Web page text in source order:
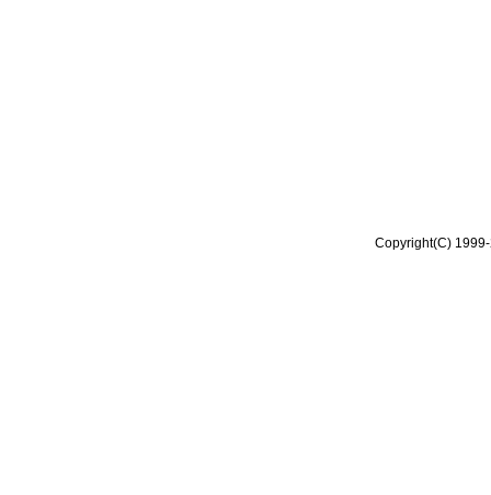
Copyright(C)